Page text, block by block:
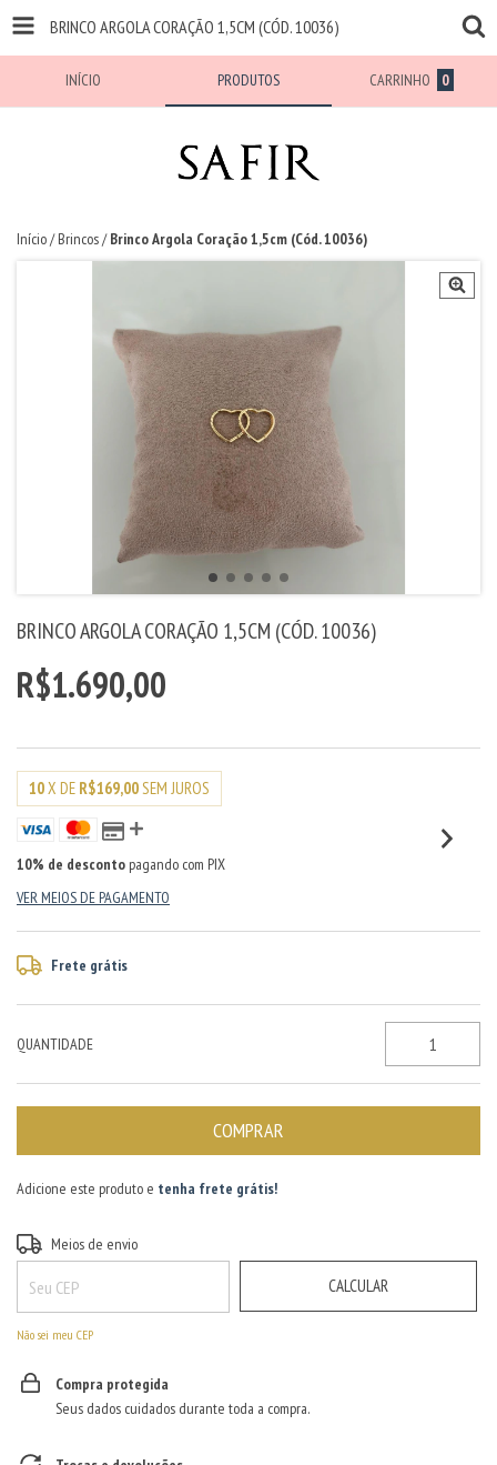
BRINCO ARGOLA CORAÇÃO 1,5CM (CÓD. 10036)
INÍCIO PRODUTOS CARRINHO 0
Início/ Brincos/ Brinco Argola Coração 1,5cm (Cód. 10036)
BRINCO ARGOLA CORAÇÃO 1,5CM (CÓD. 10036)
R$1.690,00
10X DE R$169,00SEM JUROS
10% de desconto pagando com PIX
VER MEIOS DE PAGAMENTO
Frete grátis
QUANTIDADE
Adicione este produto e tenha frete grátis!
Entregas para o CEP:
Meios de envio
CALCULAR
Não sei meu CEP
Compra protegida
Seus dados cuidados durante toda a compra.